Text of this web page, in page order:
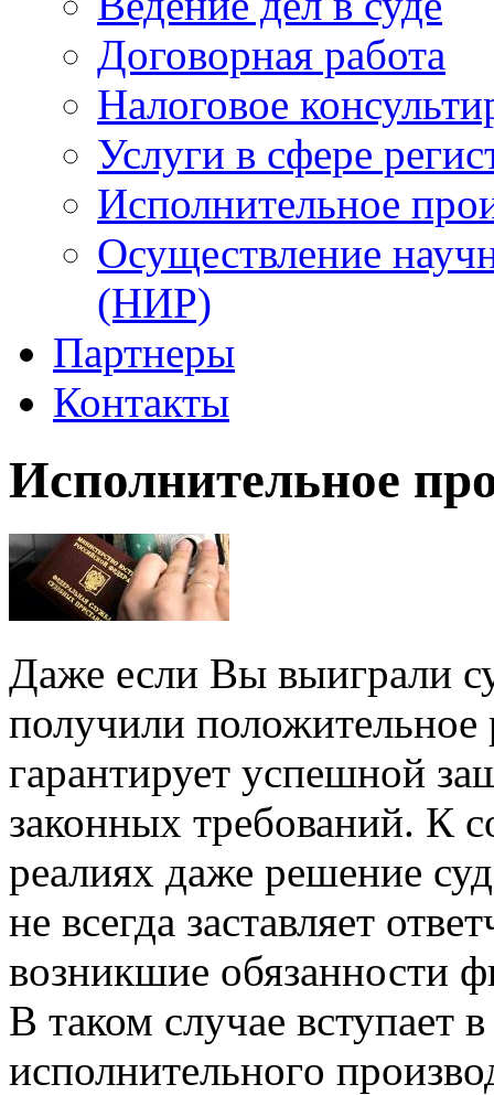
Договорная работа
Налоговое
Услуги в сфере
Исполнительное
Осуществление
(НИР)
Партнеры
Контакты
Исполнительное
Даже если Вы выиграли
получили
гарантирует успешной
законных требований. К
реалиях даже решение
не всегда заставляет
возникшие обязанности
В таком случае вступает
исполнительного